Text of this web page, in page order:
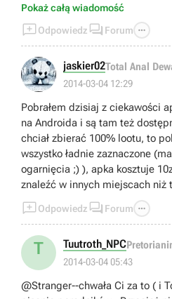
kolejnosci nalezy ukalac te
podaje gg 47579792
Pokaż całą wiadomość
Odpowiedz  Forum 
jaskier02Total Anal
2014-03-04 12:29
Pobrałem dzisiaj z ciekawości
na Androida i są tam też
chciał zbierać 100% lootu, to
wszystko ładnie zaznaczone
ogarnięcia ;) ), apka kosztuje
znaleźć w innych miejscach niż
Odpowiedz  Forum 
T Tuutroth_NPC
2014-03-04 05:43
@Stranger--chwała Ci za to ( i